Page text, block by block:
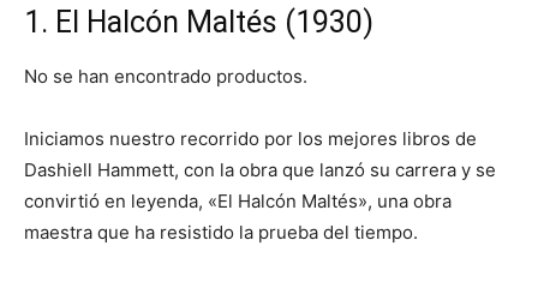
1. El Halcón Maltés (1930)
No se han encontrado productos.
Iniciamos nuestro recorrido por los mejores libros de
Dashiell Hammett, con la obra que lanzó su carrera y se
convirtió en leyenda, «El Halcón Maltés», una obra
maestra que ha resistido la prueba del tiempo.